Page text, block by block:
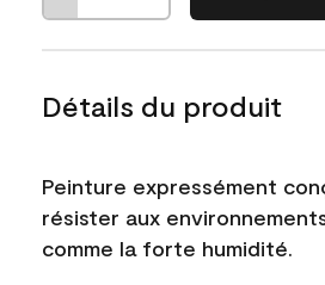
Détails du produit
Peinture expressément
résister aux
comme la forte humidité.